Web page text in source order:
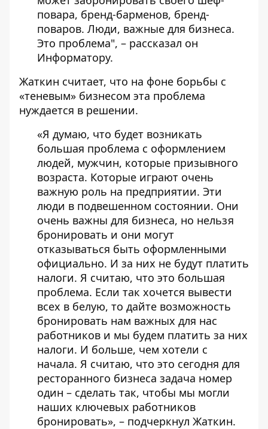
повара, бренд-барменов, бренд-
поваров. Люди, важные для бизнеса.
Это проблема", – рассказал он
Информатору.
Жаткин считает, что на фоне борьбы с
«теневым» бизнесом эта проблема
нуждается в решении.
«Я думаю, что будет возникать
большая проблема с оформлением
людей, мужчин, которые призывного
возраста. Которые играют очень
важную роль на предприятии. Эти
люди в подвешенном состоянии. Они
очень важны для бизнеса, но нельзя
бронировать и они могут
отказываться быть оформленными
официально. И за них не будут платить
налоги. Я считаю, что это большая
проблема. Если так хочется вывести
всех в белую, то дайте возможность
бронировать нам важных для нас
работников и мы будем платить за них
налоги. И больше, чем хотели с
начала. Я считаю, что это сегодня для
ресторанного бизнеса задача номер
один – сделать так, чтобы мы могли
наших ключевых работников
бронировать», – подчеркнул Жаткин.